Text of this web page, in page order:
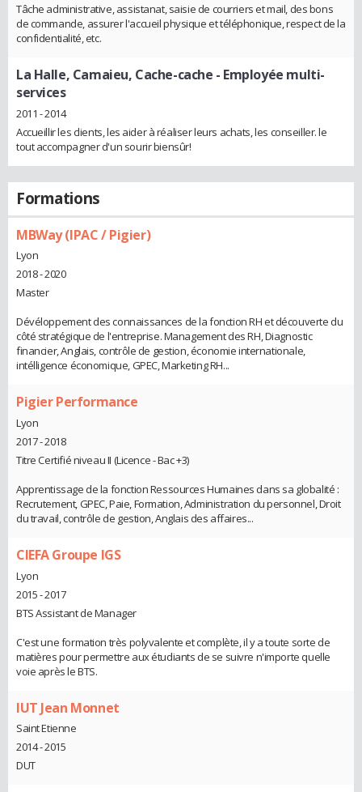
Tâche administrative, assistanat, saisie de courriers et mail, des bons
de commande, assurer l'accueil physique et téléphonique, respect de la
confidentialité, etc.
La Halle, Camaieu, Cache-cache - Employée multi-
services
2011 - 2014
Accueillir les clients, les aider à réaliser leurs achats, les conseiller. le
tout accompagner d'un sourir biensûr!
Formations
MBWay (IPAC / Pigier)
Lyon
2018 - 2020
Master
Dévéloppement des connaissances de la fonction RH et découverte du
côté stratégique de l'entreprise. Management des RH, Diagnostic
financier, Anglais, contrôle de gestion, économie internationale,
intélligence économique, GPEC, Marketing RH...
Pigier Performance
Lyon
2017 - 2018
Titre Certifié niveau II (Licence - Bac +3)
Apprentissage de la fonction Ressources Humaines dans sa globalité :
Recrutement, GPEC, Paie, Formation, Administration du personnel, Droit
du travail, contrôle de gestion, Anglais des affaires...
CIEFA Groupe IGS
Lyon
2015 - 2017
BTS Assistant de Manager
C'est une formation très polyvalente et complète, il y a toute sorte de
matières pour permettre aux étudiants de se suivre n'importe quelle
voie après le BTS.
IUT Jean Monnet
Saint Etienne
2014 - 2015
DUT